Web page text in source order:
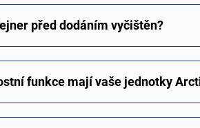
před dodáním vyčištěn?
funkce mají vaše jednotky